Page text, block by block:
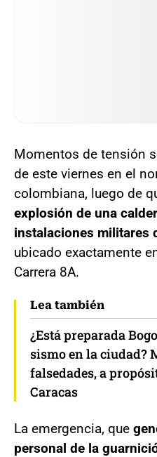
Momentos de tensión
de este viernes en el
colombiana, luego de
explosión de una
instalaciones militares
ubicado exactamente
Carrera 8A.
Lea también
¿Está preparada
sismo en la ciudad?
falsedades, a
Caracas
La emergencia, que
personal de la